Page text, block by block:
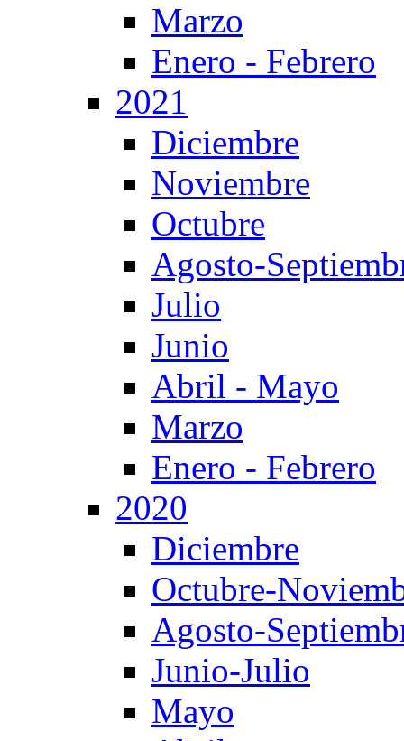
Marzo
Enero - Febrero
2021
Diciembre
Noviembre
Octubre
Agosto-
Julio
Junio
Abril - Mayo
Marzo
Enero - Febrero
2020
Diciembre
Octubre-
Agosto-
Junio-Julio
Mayo